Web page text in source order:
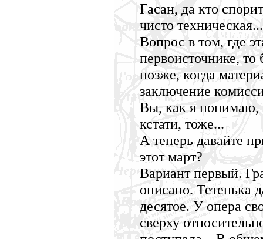
Гасан, да кто
чисто техническая...
Вопрос в том, где
первоисточнике,
позже, когда
заключение
Вы, как я понимаю,
кстати, тоже...
А теперь давайте
этот март?
Вариант первый.
описано. Тетенька
десятое. У опера
сверху